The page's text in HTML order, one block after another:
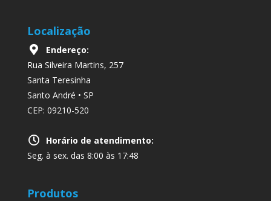
Localização
Endereço:
Rua Silveira Martins, 257
Santa Teresinha
Santo André • SP
CEP: 09210-520
Horário de atendimento:
Seg. à sex. das 8:00 às 17:48
Produtos